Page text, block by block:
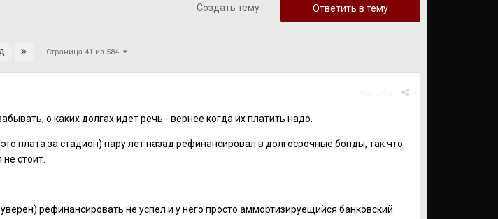
Ответить в тему
Создать тему
Страница 41 из 584
о каких долгах идет речь - вернее когда их платить надо.
плата за стадион) пару лет назад рефинансировал в долгосрочные бонды, так что
стоит.
рефинансировать не успел и у него просто аммортизируещийся банковский